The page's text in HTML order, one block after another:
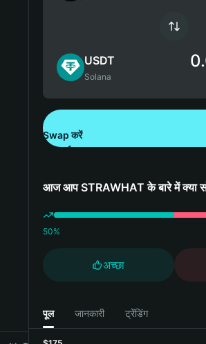
USDT
Solana
Swap करें
आज आप STRAWHAT के बारे में क्या
50%
अच्छा
पूल जानकारी ट्रेंडिंग